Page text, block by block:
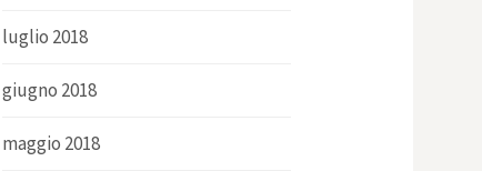
luglio 2018
giugno 2018
maggio 2018